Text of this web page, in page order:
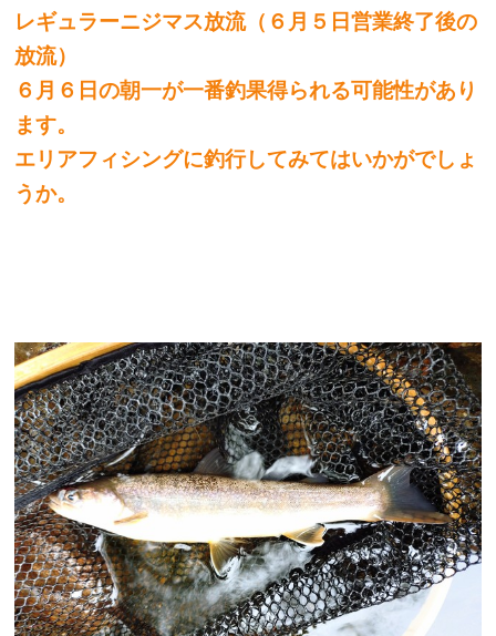
レギュラーニジマス放流（６月５日営業終了後の
放流）
６月６日の朝一が一番釣果得られる可能性があり
ます。
エリアフィシングに釣行してみてはいかがでしょ
うか。